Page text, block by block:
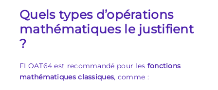
Quels types d’opérations
mathématiques le justifient
?
FLOAT64 est recommandé pour les fonctions
mathématiques classiques, comme :